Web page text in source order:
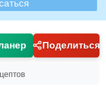
Поделиться